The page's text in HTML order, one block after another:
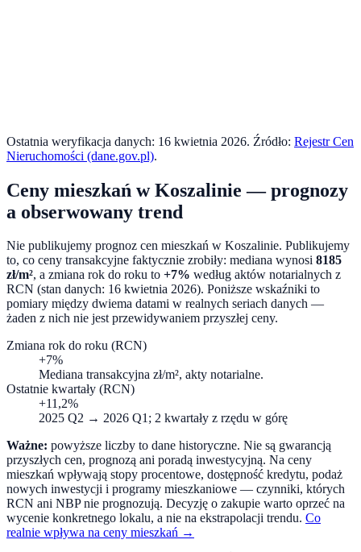
Ostatnia weryfikacja danych: 16 kwietnia 2026. Źródło: Rejestr Cen
Nieruchomości (dane.gov.pl).
Ceny mieszkań wKoszalinie — prognozy
a obserwowany trend
Nie publikujemy prognoz cen mieszkań w Koszalinie. Publikujemy
to, co ceny transakcyjne faktycznie zrobiły: mediana wynosi 8185
zł/m², a zmiana rok do roku to +7% według aktów notarialnych z
RCN (stan danych: 16 kwietnia 2026). Poniższe wskaźniki to
pomiary między dwiema datami w realnych seriach danych —
żaden z nich nie jest przewidywaniem przyszłej ceny.
Zmiana rok do roku (RCN)
+7%
Mediana transakcyjna zł/m², akty notarialne.
Ostatnie kwartały (RCN)
+11,2%
2025 Q2 → 2026 Q1; 2 kwartały z rzędu w górę
Ważne: powyższe liczby to dane historyczne. Nie są gwarancją
przyszłych cen, prognozą ani poradą inwestycyjną. Na ceny
mieszkań wpływają stopy procentowe, dostępność kredytu, podaż
nowych inwestycji i programy mieszkaniowe — czynniki, których
RCN ani NBP nie prognozują. Decyzję o zakupie warto oprzeć na
wycenie konkretnego lokalu, a nie na ekstrapolacji trendu. Co
realnie wpływa na ceny mieszkań →